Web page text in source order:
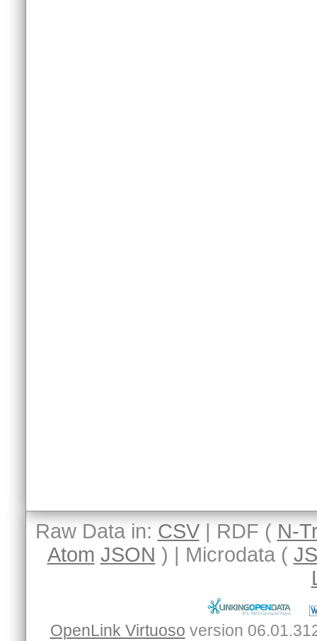
Raw Data in: CSV| RDF ( N-
Atom JSON ) | Microdata (
OpenLink Virtuoso